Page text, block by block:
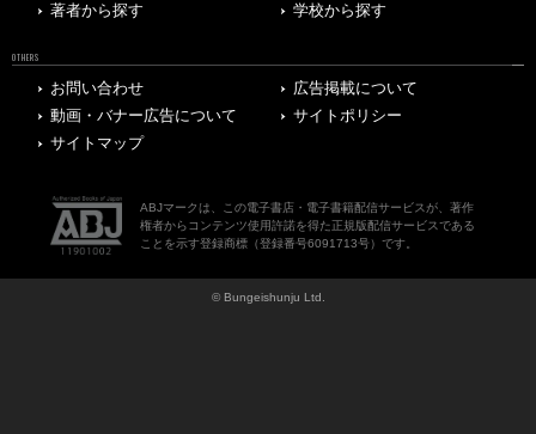
著者から探す
学校から探す
OTHERS
お問い合わせ
広告掲載について
動画・バナー広告について
サイトポリシー
サイトマップ
ABJマークは、この電子書店・電子書籍配信サービスが、著作
権者からコンテンツ使用許諾を得た正規版配信サービスである
ことを示す登録商標（登録番号6091713号）です。
© Bungeishunju Ltd.